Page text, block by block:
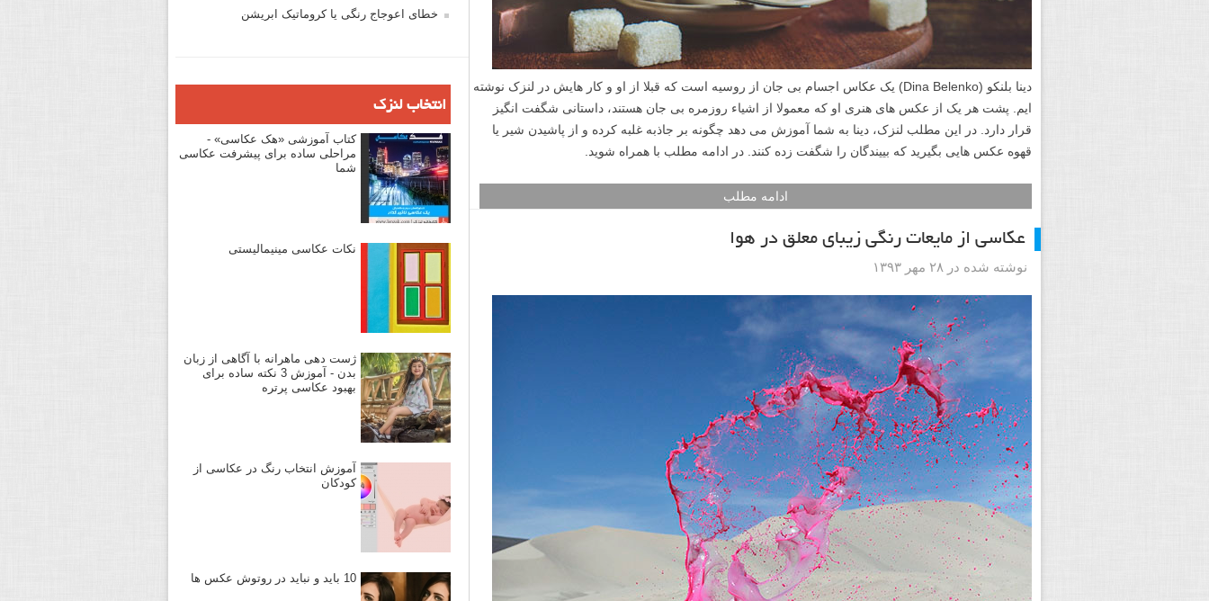
دینا بلنکو (Dina Belenko) یک عکاس اجسام بی جان از روسیه است که قبلا از او و کار هایش در لنزک نوشته
ایم. پشت هر یک از عکس های هنری او که معمولا از اشیاء روزمره بی جان هستند، داستانی شگفت انگیز
قرار دارد. در این مطلب لنزک، دینا به شما آموزش می دهد چگونه بر جاذبه غلبه کرده و از پاشیدن شیر یا
قهوه عکس هایی بگیرید که بییندگان را شگفت زده کنند. در ادامه مطلب با همراه شوید.
ادامه مطلب
عکاسی از مایعات رنگی زیبای معلق در هوا
نوشته شده در ۲۸ مهر ۱۳۹۳
خطای اعوجاج رنگی یا کروماتیک ابریشن
انتخاب لنزک
کتاب آموزشی «هک عکاسی» -
مراحلی ساده برای پیشرفت عکاسی
شما
نکات عکاسی مینیمالیستی
ژست دهی ماهرانه با آگاهی از زبان
بدن - آموزش 3 نکته ساده برای
بهبود عکاسی پرتره
آموزش انتخاب رنگ در عکاسی از
کودکان
10 باید و نباید در روتوش عکس ها